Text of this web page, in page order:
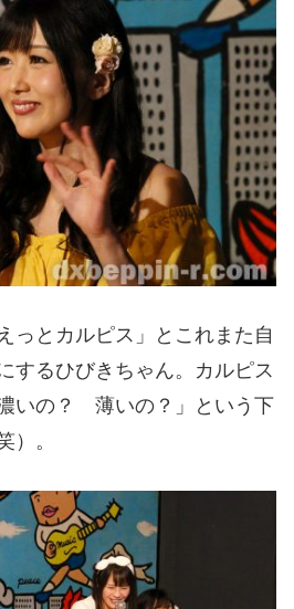
っとカルピス」とこれまた自
するひびきちゃん。カルピス
いの？ 薄いの？」という下
）。